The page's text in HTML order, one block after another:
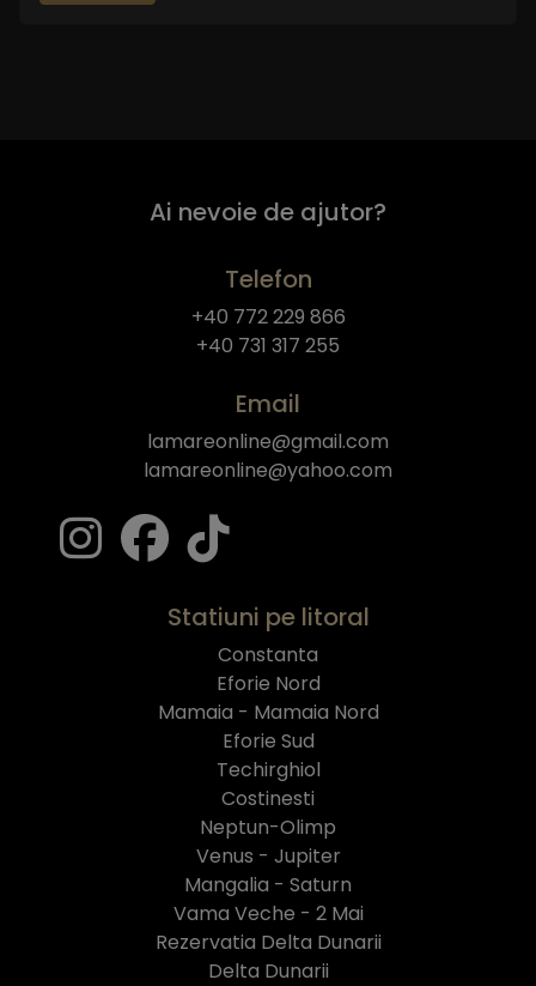
Ai nevoie de ajutor?
Telefon
+40 772 229 866
+40 731 317 255
Email
lamareonline@gmail.com
lamareonline@yahoo.com
Statiuni pe litoral
Constanta
Eforie Nord
Mamaia - Mamaia Nord
Eforie Sud
Techirghiol
Costinesti
Neptun-Olimp
Venus - Jupiter
Mangalia - Saturn
Vama Veche - 2 Mai
Rezervatia Delta Dunarii
Delta Dunarii